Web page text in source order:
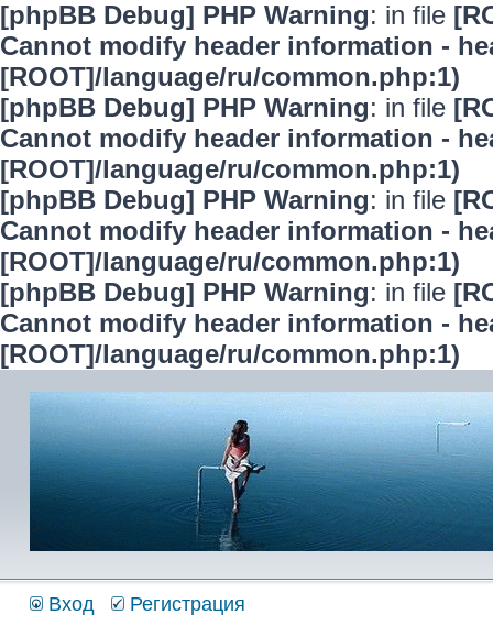
[phpBB Debug] PHP Warning: in file
Cannot modify header information -
[ROOT]/language/ru/common.php:1)
[phpBB Debug] PHP Warning: in file
Cannot modify header information -
[ROOT]/language/ru/common.php:1)
[phpBB Debug] PHP Warning: in file
Cannot modify header information -
[ROOT]/language/ru/common.php:1)
[phpBB Debug] PHP Warning: in file
Cannot modify header information -
[ROOT]/language/ru/common.php:1)
Вход Регистрация